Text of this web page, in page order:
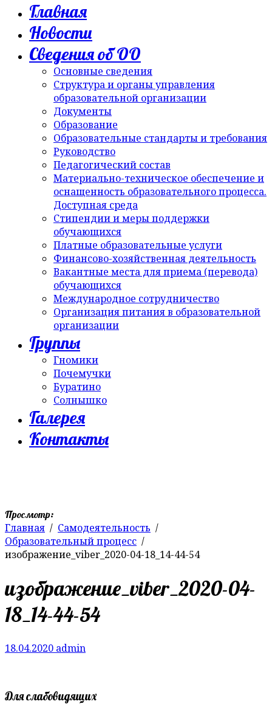
Главная
Новости
Сведения об ОО
Основные сведения
Структура и органы управления
образовательной организации
Документы
Образование
Образовательные стандарты и требования
Руководство
Педагогический состав
Материально-техническое обеспечение и
оснащенность образовательного процесса.
Доступная среда
Стипендии и меры поддержки
обучающихся
Платные образовательные услуги
Финансово-хозяйственная деятельность
Вакантные места для приема (перевода)
обучающихся
Международное сотрудничество
Организация питания в образовательной
организации
Группы
Гномики
Почемучки
Буратино
Солнышко
Галерея
Контакты
Просмотр:
Главная
Самодеятельность
Образовательный процесс
изображение_viber_2020-04-18_14-44-54
изображение_viber_2020-04-
18_14-44-54
18.04.2020 admin
Для слабовидящих